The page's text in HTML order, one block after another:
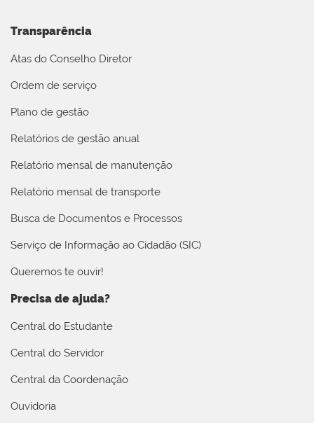
Transparência
Atas do Conselho Diretor
Ordem de serviço
Plano de gestão
Relatórios de gestão anual
Relatório mensal de manutenção
Relatório mensal de transporte
Busca de Documentos e Processos
Serviço de Informação ao Cidadão (SIC)
Queremos te ouvir!
Precisa de ajuda?
Central do Estudante
Central do Servidor
Central da Coordenação
Ouvidoria